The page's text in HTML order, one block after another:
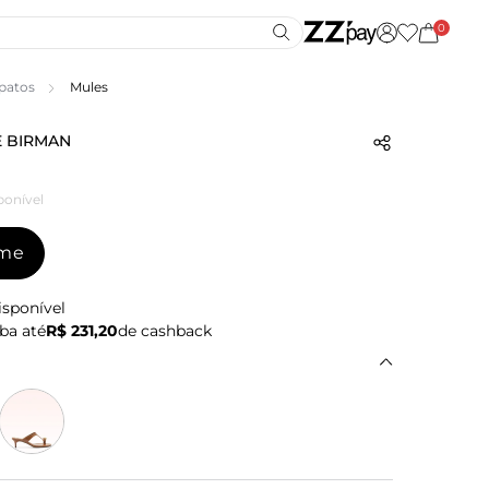
0
Mules
BIRMAN
atéR$ 231,20de cashback